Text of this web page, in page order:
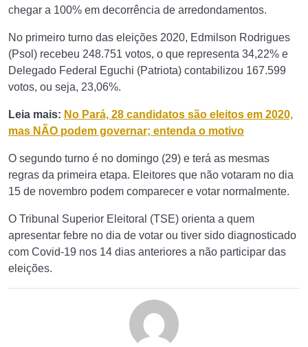
chegar a 100% em decorrência de arredondamentos.
No primeiro turno das eleições 2020, Edmilson Rodrigues
(Psol) recebeu 248.751 votos, o que representa 34,22% e
Delegado Federal Eguchi (Patriota) contabilizou 167.599
votos, ou seja, 23,06%.
Leia mais: No Pará, 28 candidatos são eleitos em 2020,
mas NÃO podem governar; entenda o motivo
O segundo turno é no domingo (29) e terá as mesmas
regras da primeira etapa. Eleitores que não votaram no dia
15 de novembro podem comparecer e votar normalmente.
O Tribunal Superior Eleitoral (TSE) orienta a quem
apresentar febre no dia de votar ou tiver sido diagnosticado
com Covid-19 nos 14 dias anteriores a não participar das
eleições.